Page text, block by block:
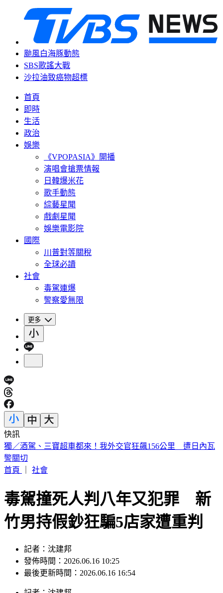
颱風白海豚動態
SBS歌謠大戰
沙拉油致癌物超標
首頁
即時
生活
政治
娛樂
《VPOPASIA》開播
演唱會搶票情報
日韓爆米花
歌手動態
綜藝星聞
戲劇星聞
娛樂電影院
國際
川普對等關稅
全球必讀
社會
毒駕連爆
警察愛無限
更多
快訊
獨／駐日內瓦代表遭控貪公款、霸凌員工！外交部啟動調查
首頁｜
毒駕撞死人判八年又犯罪 新
竹男持假鈔狂騙5店家遭重判
發佈時間：2026.06.16 10:25
最後更新時間：2026.06.16 16:54